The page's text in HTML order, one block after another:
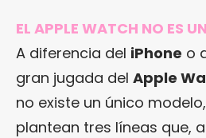
EL APPLE WATCH NO ES
A diferencia del iPhone o
gran jugada del Apple
no existe un único
plantean tres líneas que,